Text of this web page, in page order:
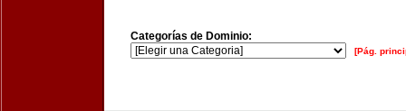
Categorías de Dominio:
[Pág.